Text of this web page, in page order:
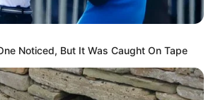
Noticed, But It Was Caught On Tape